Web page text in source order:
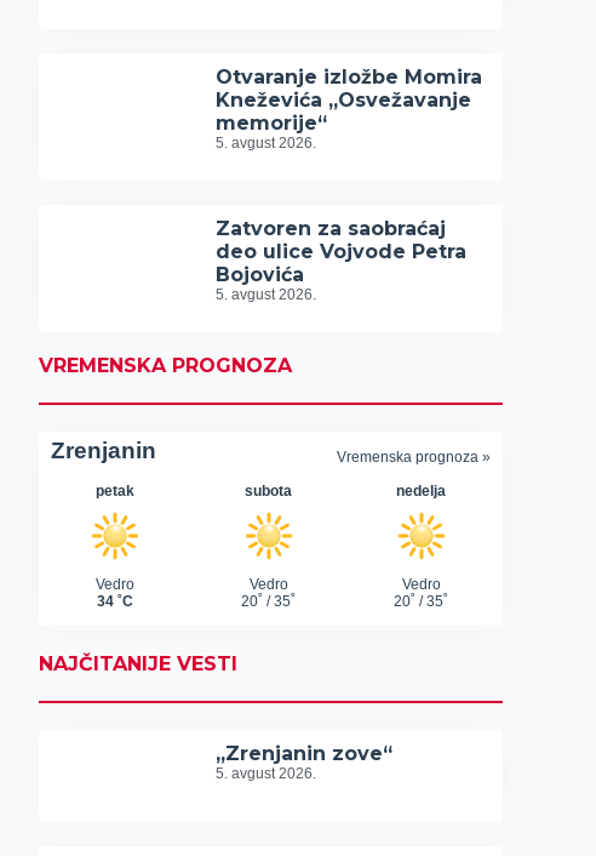
Otvaranje izložbe Momira
Kneževića „Osvežavanje
memorije“
5. avgust 2026.
Zatvoren za saobraćaj
deo ulice Vojvode Petra
Bojovića
5. avgust 2026.
VREMENSKA PROGNOZA
NAJČITANIJE VESTI
„Zrenjanin zove“
5. avgust 2026.